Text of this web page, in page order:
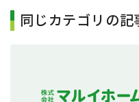
同じカテゴリの記